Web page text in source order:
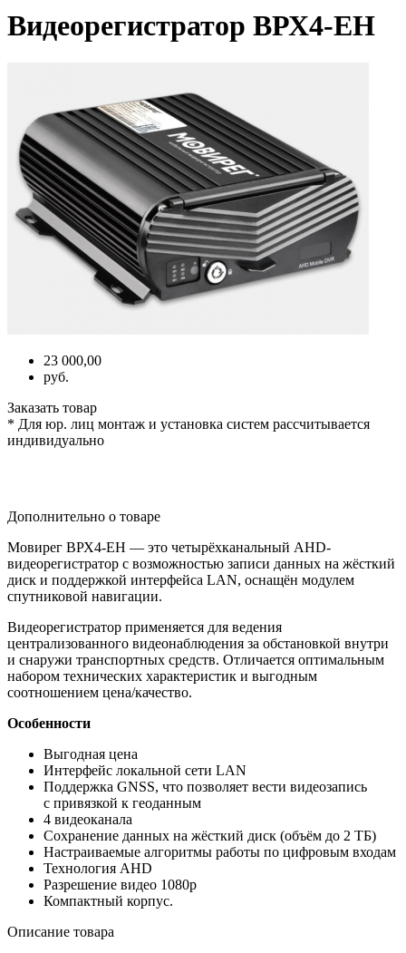
Видеорегистратор ВРХ4-ЕН
23 000,00
руб.
Заказать товар
* Для юр. лиц монтаж и установка систем рассчитывается
индивидуально
Дополнительно о товаре
Мовирег ВРХ4-ЕH — это четырёхканальный AHD-
видеорегистратор с возможностью записи данных на жёсткий
диск и поддержкой интерфейса LAN, оснащён модулем
спутниковой навигации.
Видеорегистратор применяется для ведения
централизованного видеонаблюдения за обстановкой внутри
и снаружи транспортных средств. Отличается оптимальным
набором технических характеристик и выгодным
соотношением цена/качество.
Особенности
Выгодная цена
Интерфейс локальной сети LAN
Поддержка GNSS, что позволяет вести видеозапись
с привязкой к геоданным
4 видеоканала
Сохранение данных на жёсткий диск (объём до 2 ТБ)
Настраиваемые алгоритмы работы по цифровым входам
Технология AHD
Разрешение видео 1080p
Компактный корпус.
Описание товара